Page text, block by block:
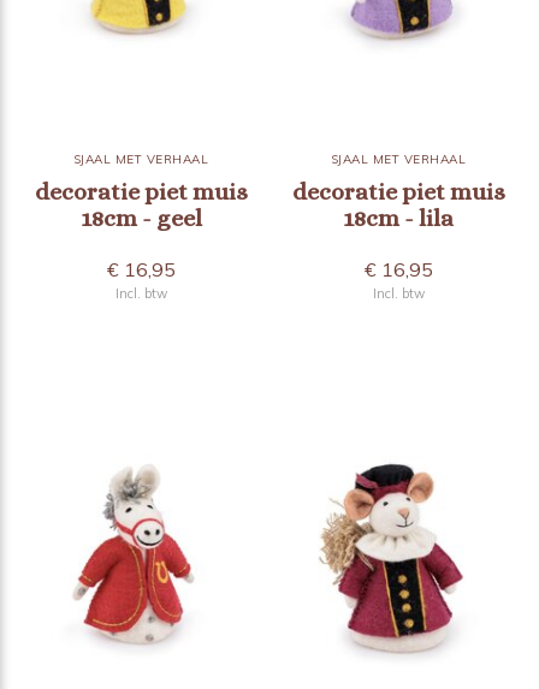
SJAAL MET VERHAAL
decoratie piet muis
18cm - geel
€ 16,95
Incl. btw
SJAAL MET VERHAAL
decoratie piet muis
18cm - lila
€ 16,95
Incl. btw